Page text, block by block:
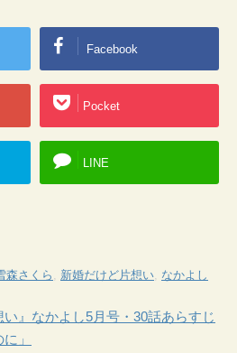
Facebook
Pocket
LINE
森さくら, 新婚だけど片想い, なかよし
い』なかよし5月号・30話あらすじ
」